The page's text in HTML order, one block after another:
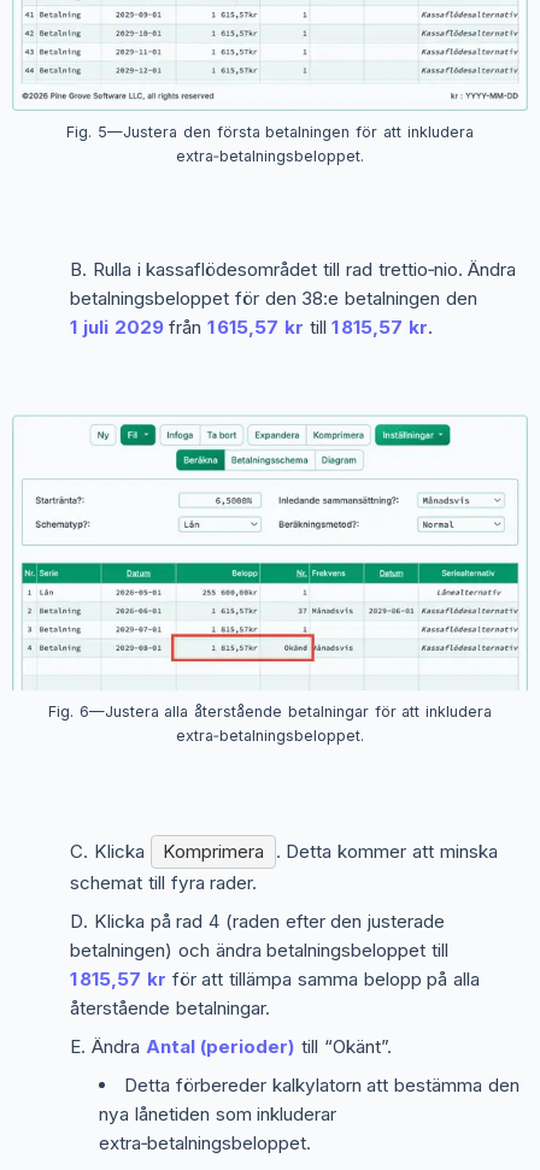
Fig. 5—Justera den första betalningen för att inkludera
extra‑betalningsbeloppet.
Rulla i kassaflödesområdet till rad trettio‑nio. Ändra
betalningsbeloppet för den 38:e betalningen den
1 juli 2029från1 615,57 kr till1 815,57 kr.
Fig. 6—Justera alla återstående betalningar för att inkludera
extra‑betalningsbeloppet.
Klicka Komprimera
. Detta kommer att minska
schemat till fyra rader.
Klicka på rad 4 (raden efter den justerade
betalningen) och ändra betalningsbeloppet till
1 815,57 kr för att tillämpa samma belopp på alla
återstående betalningar.
Ändra Antal (perioder) till “Okänt”.
Detta förbereder kalkylatorn att bestämma den
nya lånetiden som inkluderar
extra‑betalningsbeloppet.